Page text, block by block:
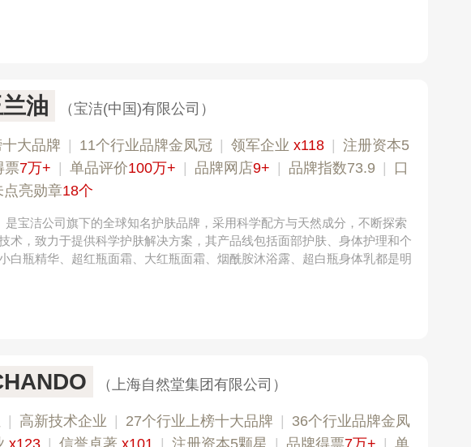
油 （宝洁(中国)有限公司）
大品牌 11个行业品牌金凤冠 领军企业 x118
注册资本5
票7万+ 单品评价100万+ 品牌网店9+ 品牌指数73.9
口
点亮勋章18个
是宝洁公司旗下的全球知名护肤品牌，采用科学配方与天然成分，不断探索
术，致力于提供科学护肤解决方案，其产品线包括面部护肤、身体护理和个
白瓶精华、超红瓶面霜、大红瓶面霜、烟酰胺沐浴露、超白瓶身体乳都是明
（上海自然堂集团有限公司）
高新技术企业 27个行业上榜十大品牌
36个行业品牌金凤
x123 信誉卓著 x101 注册资本5颗星 品牌得票7万+ 单